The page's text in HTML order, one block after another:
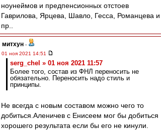
ноунеймов и предпенсионных отстоев
Гаврилова, Ярцева, Шавло, Гесса, Романцева и
пр..
митхун -
01 ноя 2021 14:51
serg_chel » 01 ноя 2021 11:57
Более того, состав из ФНЛ переносить не
обязательно. Переносить надо стиль и
принципы.
Не всегда с новым составом можно чего то
добиться.Аленичев с Енисеем мог бы добиться
хорошего результата если бы его не кинули.